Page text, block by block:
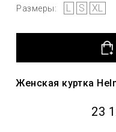
Размеры: L S XL
Женская куртка
23